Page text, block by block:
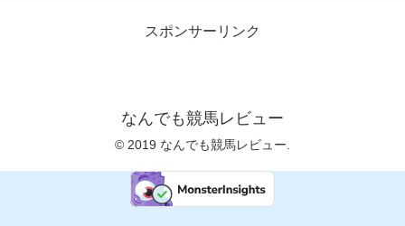
スポンサーリンク
なんでも競馬レビュー
© 2019 なんでも競馬レビュー.